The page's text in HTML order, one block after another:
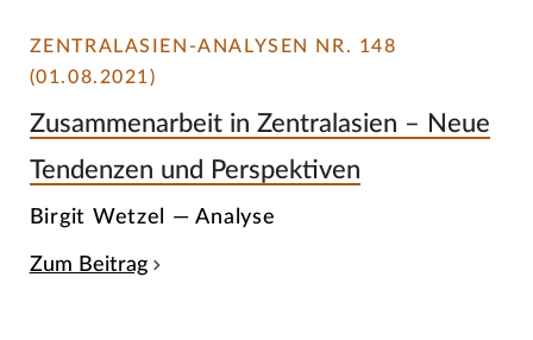
ZENTRALASIEN-ANALYSEN NR. 148
(01.08.2021)
Zusammenarbeit in Zentralasien – Neue
Tendenzen und Perspektiven
Birgit Wetzel — Analyse
Zum Beitrag